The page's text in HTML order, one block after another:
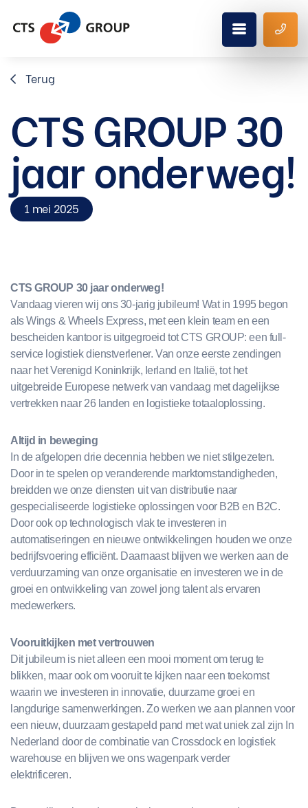
Terug
CTS GROUP 30
jaar onderweg!
1 mei 2025
CTS GROUP 30 jaar onderweg!
Vandaag vieren wij ons 30-jarig jubileum! Wat in 1995 begon
als Wings & Wheels Express, met een klein team en een
bescheiden kantoor is uitgegroeid tot CTS GROUP: een full-
service logistiek dienstverlener. Van onze eerste zendingen
naar het Verenigd Koninkrijk, Ierland en Italië, tot het
uitgebreide Europese netwerk van vandaag met dagelijkse
vertrekken naar 26 landen en logistieke totaaloplossing.
Altijd in beweging
In de afgelopen drie decennia hebben we niet stilgezeten.
Door in te spelen op veranderende marktomstandigheden,
breidden we onze diensten uit van distributie naar
gespecialiseerde logistieke oplossingen voor B2B en B2C.
Door ook op technologisch vlak te investeren in
automatiseringen en nieuwe ontwikkelingen houden we onze
bedrijfsvoering efficiënt. Daarnaast blijven we werken aan de
verduurzaming van onze organisatie en investeren we in de
groei en ontwikkeling van zowel jong talent als ervaren
medewerkers.
Vooruitkijken met vertrouwen
Dit jubileum is niet alleen een mooi moment om terug te
blikken, maar ook om vooruit te kijken naar een toekomst
waarin we investeren in innovatie, duurzame groei en
langdurige samenwerkingen. Zo werken we aan plannen voor
een nieuw, duurzaam gestapeld pand met wat uniek zal zijn In
Nederland door de combinatie van Crossdock en logistiek
warehouse en blijven we ons wagenpark verder
elektrificeren.